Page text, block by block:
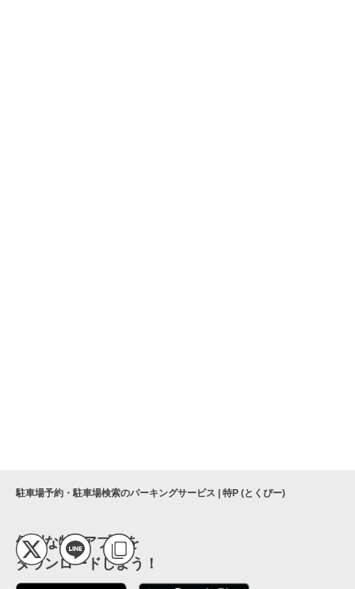
駐車場予約・駐車場検索のパーキングサービス | 特P (とくぴー)
便利な特Pアプリを
ダウンロードしよう！